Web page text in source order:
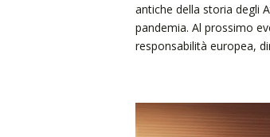
antiche della storia degli
pandemia. Al prossimo
responsabilità europea,